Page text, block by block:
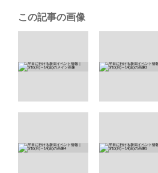
この記事の画像